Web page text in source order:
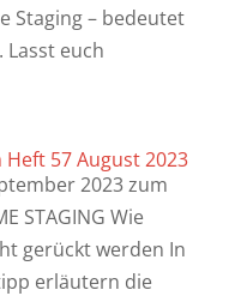
Staging – bedeutet
euch
57 August 2023
2023 zum
STAGING Wie
gerückt werden In
erläutern die